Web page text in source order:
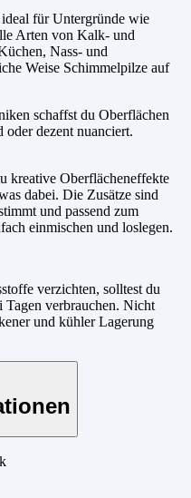
für Untergründe wie
Arten von Kalk- und
Nass- und
Weise Schimmelpilze auf
schaffst du Oberflächen
dezent nuanciert.
kreative Oberflächeneffekte
dabei. Die Zusätze sind
und passend zum
einmischen und loslegen.
verzichten, solltest du
Tagen verbrauchen. Nicht
und kühler Lagerung